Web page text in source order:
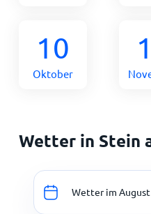
10
Oktober
Wetter in Stein
Wetter im August